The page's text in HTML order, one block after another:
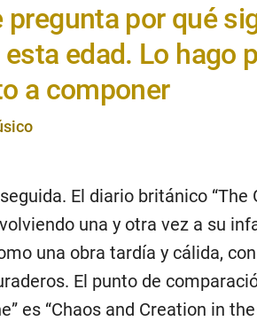
pregunta por qué
edad. Lo hago
a componer
El diario británico “The
una y otra vez a su
una obra tardía y cálida,
El punto de
es “Chaos and Creation in